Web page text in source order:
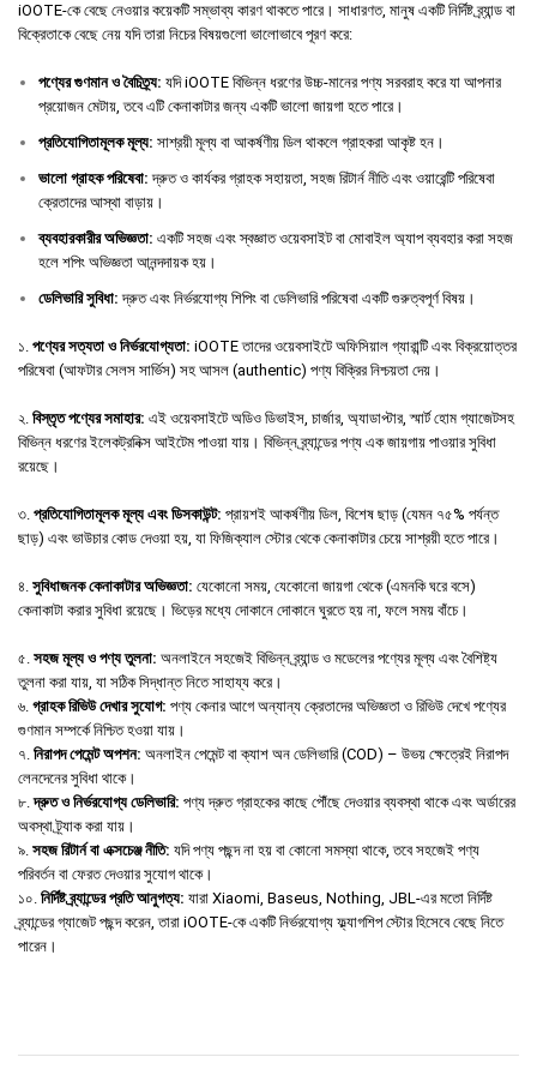
iOOTE-কে বেছে নেওয়ার কয়েকটি সম্ভাব্য কারণ থাকতে পারে। সাধারণত, মানুষ একটি নির্দিষ্ট ব্র্যান্ড বা
বিক্রেতাকে বেছে নেয় যদি তারা নিচের বিষয়গুলো ভালোভাবে পূরণ করে:
পণ্যের গুণমান ও বৈচিত্র্য: যদি iOOTE বিভিন্ন ধরণের উচ্চ-মানের পণ্য সরবরাহ করে যা আপনার
প্রয়োজন মেটায়, তবে এটি কেনাকাটার জন্য একটি ভালো জায়গা হতে পারে।
প্রতিযোগিতামূলক মূল্য: সাশ্রয়ী মূল্য বা আকর্ষণীয় ডিল থাকলে গ্রাহকরা আকৃষ্ট হন।
ভালো গ্রাহক পরিষেবা: দ্রুত ও কার্যকর গ্রাহক সহায়তা, সহজ রিটার্ন নীতি এবং ওয়ারেন্টি পরিষেবা
ক্রেতাদের আস্থা বাড়ায়।
ব্যবহারকারীর অভিজ্ঞতা: একটি সহজ এবং স্বজ্ঞাত ওয়েবসাইট বা মোবাইল অ্যাপ ব্যবহার করা সহজ
হলে শপিং অভিজ্ঞতা আনন্দদায়ক হয়।
ডেলিভারি সুবিধা: দ্রুত এবং নির্ভরযোগ্য শিপিং বা ডেলিভারি পরিষেবা একটি গুরুত্বপূর্ণ বিষয়।
১. পণ্যের সত্যতা ও নির্ভরযোগ্যতা: iOOTE তাদের ওয়েবসাইটে অফিসিয়াল গ্যারান্টি এবং বিক্রয়োত্তর
পরিষেবা (আফটার সেলস সার্ভিস) সহ আসল (authentic) পণ্য বিক্রির নিশ্চয়তা দেয়।
২. বিস্তৃত পণ্যের সমাহার: এই ওয়েবসাইটে অডিও ডিভাইস, চার্জার, অ্যাডাপ্টার, স্মার্ট হোম গ্যাজেটসহ
বিভিন্ন ধরণের ইলেকট্রনিক্স আইটেম পাওয়া যায়। বিভিন্ন ব্র্যান্ডের পণ্য এক জায়গায় পাওয়ার সুবিধা
রয়েছে।
৩. প্রতিযোগিতামূলক মূল্য এবং ডিসকাউন্ট: প্রায়শই আকর্ষণীয় ডিল, বিশেষ ছাড় (যেমন ৭৫% পর্যন্ত
ছাড়) এবং ভাউচার কোড দেওয়া হয়, যা ফিজিক্যাল স্টোর থেকে কেনাকাটার চেয়ে সাশ্রয়ী হতে পারে।
৪. সুবিধাজনক কেনাকাটার অভিজ্ঞতা: যেকোনো সময়, যেকোনো জায়গা থেকে (এমনকি ঘরে বসে)
কেনাকাটা করার সুবিধা রয়েছে। ভিড়ের মধ্যে দোকানে দোকানে ঘুরতে হয় না, ফলে সময় বাঁচে।
৫. সহজ মূল্য ও পণ্য তুলনা: অনলাইনে সহজেই বিভিন্ন ব্র্যান্ড ও মডেলের পণ্যের মূল্য এবং বৈশিষ্ট্য
তুলনা করা যায়, যা সঠিক সিদ্ধান্ত নিতে সাহায্য করে।
৬. গ্রাহক রিভিউ দেখার সুযোগ: পণ্য কেনার আগে অন্যান্য ক্রেতাদের অভিজ্ঞতা ও রিভিউ দেখে পণ্যের
গুণমান সম্পর্কে নিশ্চিত হওয়া যায়।
৭. নিরাপদ পেমেন্ট অপশন: অনলাইন পেমেন্ট বা ক্যাশ অন ডেলিভারি (COD) – উভয় ক্ষেত্রেই নিরাপদ
লেনদেনের সুবিধা থাকে।
৮.দ্রুত ও নির্ভরযোগ্য ডেলিভারি: পণ্য দ্রুত গ্রাহকের কাছে পৌঁছে দেওয়ার ব্যবস্থা থাকে এবং অর্ডারের
অবস্থা ট্র্যাক করা যায়।
৯. সহজ রিটার্ন বা এক্সচেঞ্জ নীতি: যদি পণ্য পছন্দ না হয় বা কোনো সমস্যা থাকে, তবে সহজেই পণ্য
পরিবর্তন বা ফেরত দেওয়ার সুযোগ থাকে।
১০. নির্দিষ্ট ব্র্যান্ডের প্রতি আনুগত্য: যারা Xiaomi, Baseus, Nothing, JBL-এর মতো নির্দিষ্ট
ব্র্যান্ডের গ্যাজেট পছন্দ করেন, তারা iOOTE-কে একটি নির্ভরযোগ্য ফ্ল্যাগশিপ স্টোর হিসেবে বেছে নিতে
পারেন।